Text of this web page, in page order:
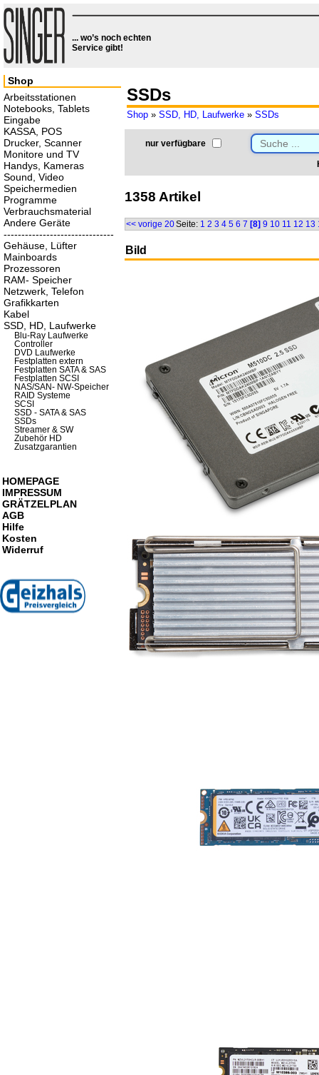
... wo’s noch echten
Service gibt!
SSDs
Shop » SSD, HD, Laufwerke » SSDs
nur verfügbare
1358 Artikel
<< vorige 20Seite: 1 2 3 4 5 6 7 [8] 9 10 11 12 13
Bild
Shop
Arbeitsstationen
Notebooks, Tablets
Eingabe
KASSA, POS
Drucker, Scanner
Monitore und TV
Handys, Kameras
Sound, Video
Speichermedien
Programme
Verbrauchsmaterial
Andere Geräte
-------------------------------
Gehäuse, Lüfter
Mainboards
Prozessoren
RAM- Speicher
Netzwerk, Telefon
Grafikkarten
Kabel
SSD, HD, Laufwerke
Blu-Ray Laufwerke
Controller
DVD Laufwerke
Festplatten extern
Festplatten SATA & SAS
Festplatten SCSI
NAS/SAN- NW-Speicher
RAID Systeme
SCSI
SSD - SATA & SAS
SSDs
Streamer & SW
Zubehör HD
Zusatzgarantien
HOMEPAGE
IMPRESSUM
GRÄTZELPLAN
AGB
Hilfe
Kosten
Widerruf